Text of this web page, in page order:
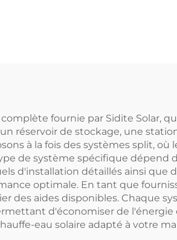
fournie par Sidite Solar,
réservoir de stockage, une
à la fois des systèmes split, où
de système spécifique dépend
d'installation détaillés ainsi que
optimale. En tant que
des aides disponibles. Chaque
d'économiser de l'énergie
eau solaire adapté à votre